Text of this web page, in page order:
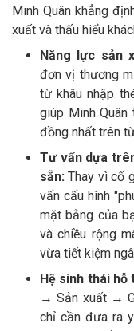
Minh Quân khẳng
xuất và thấu hiểu
Năng lực sản
đơn vị thương
từ khâu nhập
giúp Minh
đồng nhất trên
Tư vấn dựa
sẵn: Thay vì cố
vấn cấu hình
mặt bằng của
và chiều rộng
vừa tiết kiệm
Hệ sinh thái hỗ
→ Sản xuất →
chỉ cần đưa ra